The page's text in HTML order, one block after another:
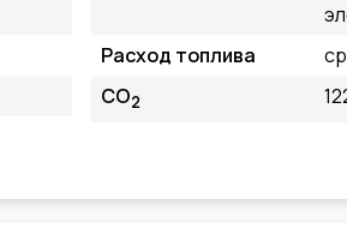
Расход топлива
CO2